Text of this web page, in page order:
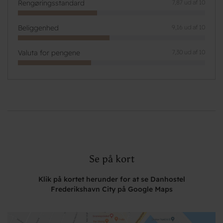
Rengøringsstandard 7,87 ud af 10
Beliggenhed 9,16 ud af 10
Valuta for pengene 7,30 ud af 10
Se på kort
Klik på kortet herunder for at se Danhostel
Frederikshavn City på Google Maps